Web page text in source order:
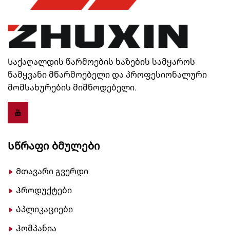
Საქაღალდის წარმოების ხაზების სამყაროს
წამყვანი მწარმოებელი და პროფესიონალური
მომსახურების მიმწოდებელი.
Სწრაფი Ბმულები
Მთავარი გვერდი
Პროდუქტები
Აპლიკაციები
Კომპანია